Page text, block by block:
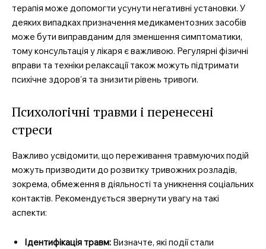
професійний медичний
портал
терапія може допомогти усунути негативні установки. У
деяких випадках призначення медикаментозних засобів
може бути виправданим для зменшення симптоматики,
тому консультація у лікаря є важливою. Регулярні фізичні
вправи та техніки релаксації також можуть підтримати
психічне здоров’я та знизити рівень тривоги.
Психологічні травми і перенесені
стреси
Важливо усвідомити, що переживання травмуючих подій
можуть призводити до розвитку тривожних розладів,
зокрема, обмеження в діяльності та уникнення соціальних
контактів. Рекомендується звернути увагу на такі
аспекти:
Ідентифікація травм: Визначте, які події стали